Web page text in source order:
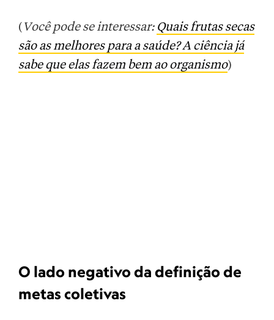
( Você pode se interessar: Quais frutas secas
são as melhores para a saúde? A ciência já
sabe que elas fazem bem ao organismo)
O lado negativo da definição de
metas coletivas